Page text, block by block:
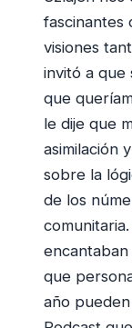
fascinantes
visiones
invitó a que
que
le dije que
asimilación
sobre la
de los
que
año